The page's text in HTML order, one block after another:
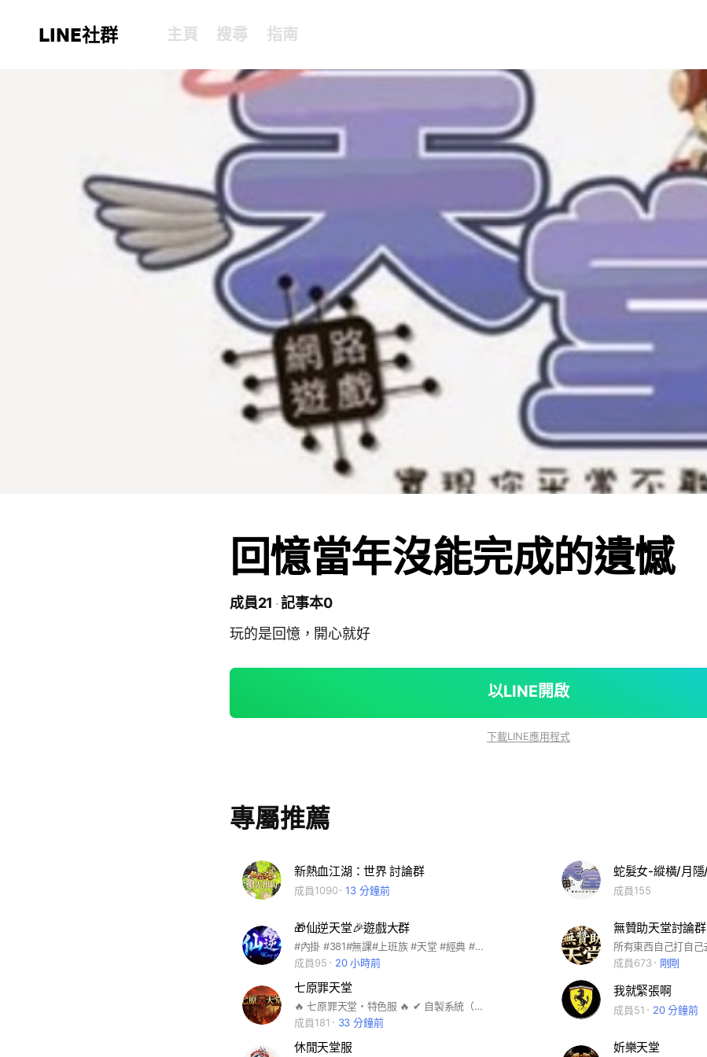
LINE社群 主頁 搜尋 指南
回憶當年沒能完成的遺憾
成員21 記事本0
玩的是回憶，開心就好
以LINE開啟
下載LINE應用程式
專屬推薦
新熱血江湖：世界 討論群
成員1090 13 分鐘前 成員155
​​🎁仙逆天堂🎉遊戲大群
#內掛 #381#無課#上班族 #天堂 #經典 #天堂經典 #經典天堂 #天堂經典版
成員95
20 小時前
無贊助天堂討論群
成員673
剛剛
七原罪天堂
🔥 七原罪天堂・特色服 🔥 ✔ 自製系統（變身 / 技能 / 地圖） ✔ 持續更新內容 ✔ 高自由度玩法 ✔ GM親自開發維護 🎮 不只是玩，是持續進化的世界！ 📢 更新內容 / 改版資訊 / 活動公告 都會第一時間發布！ 👉 歡迎一起加入測試與成長！
成員181
33 分鐘前
我就緊張啊
成員51 20 分鐘前
休閒天堂服 妡樂天堂